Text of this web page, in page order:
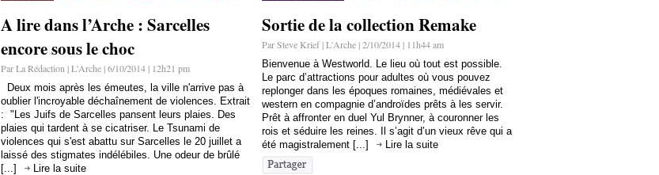
A lire dans l’Arche : Sarcelles
encore sous le choc
Par La Rédaction | L'Arche | 6/10/2014 | 12h21 pm
Deux mois après les émeutes, la ville n'arrive pas à
oublier l'incroyable déchaînement de violences. Extrait
: "Les Juifs de Sarcelles pansent leurs plaies. Des
plaies qui tardent à se cicatriser. Le Tsunami de
violences qui s'est abattu sur Sarcelles le 20 juillet a
laissé des stigmates indélébiles. Une odeur de brûlé
[...]
Lire la suite
Sortie de la collection Remake
Par Steve Krief | L'Arche | 2/10/2014 | 11h44 am
Bienvenue à Westworld. Le lieu où tout est possible.
Le parc d’attractions pour adultes où vous pouvez
replonger dans les époques romaines, médiévales et
western en compagnie d’androïdes prêts à les servir.
Prêt à affronter en duel Yul Brynner, à couronner les
rois et séduire les reines. Il s’agit d’un vieux rêve qui a
été magistralement [...]
Lire la suite